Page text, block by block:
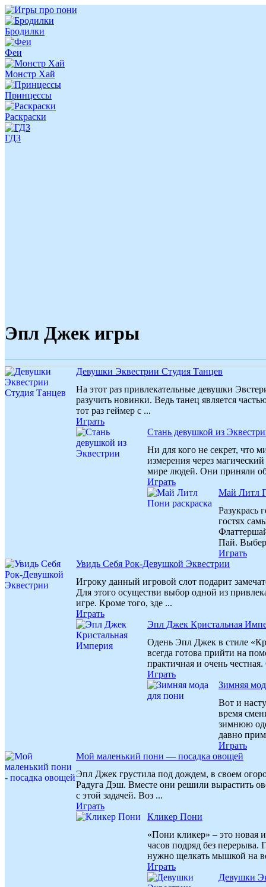
Бродилки
Феи
Монстр Хай
Принцессы
Раскраски
ГДЗ
Эпл Джек игры
Девушки Эквестрии Студия Танцев
На этот раз привлекательные девушки
разучить новинки. Ведь танец является
тот раз геймер с ...
Играть
Стань девушкой из
Ни для кого не секрет, что
измерения через
мире людей. Они приняли
Играть
Май Литл
Разукрась
гостях
Пай.
Играть
Увидь Себя Рок-Девушкой Эквестрии
Игроку данный игровой слот подарит
Для этого осуществи выбор одной из
игре. Кроме того, зде ...
Играть
Эпл Джек Кристальная
Одень Эпл Джек в стиле
всегда готова прийти на
практичная и очень
Играть
Зимняя
Вот и
время
зимнюю
давно
Играть
Мой маленький пони — посадка овощей
Эпл Джек грустила под дождем, в своем
Радуга Дэш. Вместе они решили вырастить
с этой задачей. Воз ...
Играть
Кликер Пони
«Пони кликер» – это новая
часов подряд без перерыва.
нужно щелкать мышкой на
Играть
Девушки